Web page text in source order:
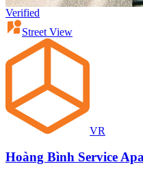
Verified
Street View
VR
Hoàng Bình Service